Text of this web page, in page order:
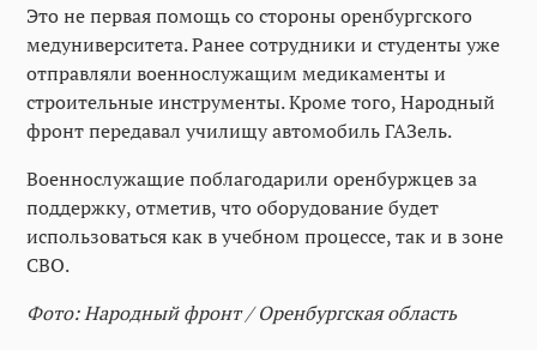
Это не первая помощь со стороны оренбургского
медуниверситета. Ранее сотрудники и студенты уже
отправляли военнослужащим медикаменты и
строительные инструменты. Кроме того, Народный
фронт передавал училищу автомобиль ГАЗель.
Военнослужащие поблагодарили оренбуржцев за
поддержку, отметив, что оборудование будет
использоваться как в учебном процессе, так и в зоне
СВО.
Фото: Народный фронт/ Оренбургская область